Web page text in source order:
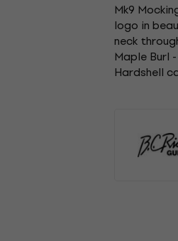
Mk9
logo in
neck
Maple Burl
Hardshell